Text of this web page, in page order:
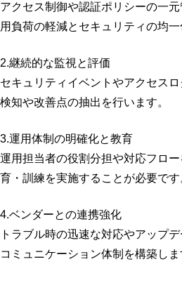
アクセス制御や認証ポリシーの一
用負荷の軽減とセキュリティの均一
2.継続的な監視と評価
セキュリティイベントやアクセス
検知や改善点の抽出を行います。
3.運用体制の明確化と教育
運用担当者の役割分担や対応フロ
育・訓練を実施することが必要です
4.ベンダーとの連携強化
トラブル時の迅速な対応やアップ
コミュニケーション体制を構築しま